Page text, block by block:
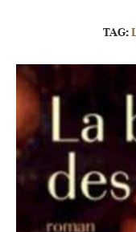
TAG: